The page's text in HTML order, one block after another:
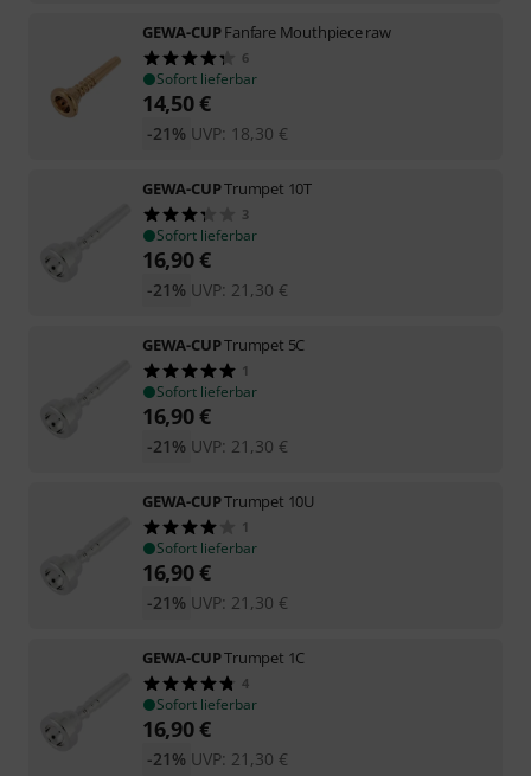
GEWA-CUPFanfare Mouthpiece raw
6
Sofort lieferbar
14,50€
UVP: 18,30 €
-21%
GEWA-CUPTrumpet 10T
3
Sofort lieferbar
16,90€
UVP: 21,30 €
-21%
GEWA-CUPTrumpet 5C
1
Sofort lieferbar
16,90€
UVP: 21,30 €
-21%
GEWA-CUPTrumpet 10U
1
Sofort lieferbar
16,90€
UVP: 21,30 €
-21%
GEWA-CUPTrumpet 1C
4
Sofort lieferbar
16,90€
UVP: 21,30 €
-21%